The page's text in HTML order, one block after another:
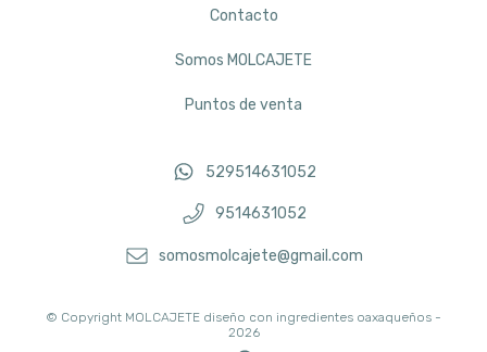
Contacto
Somos MOLCAJETE
Puntos de venta
529514631052
9514631052
somosmolcajete@gmail.com
© Copyright MOLCAJETE diseño con ingredientes oaxaqueños -
2026